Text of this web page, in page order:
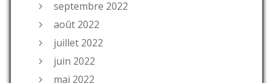
septembre 2022
août 2022
juillet 2022
juin 2022
mai 2022